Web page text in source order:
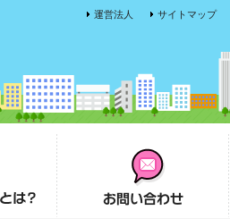
サイトマップ
運営法人